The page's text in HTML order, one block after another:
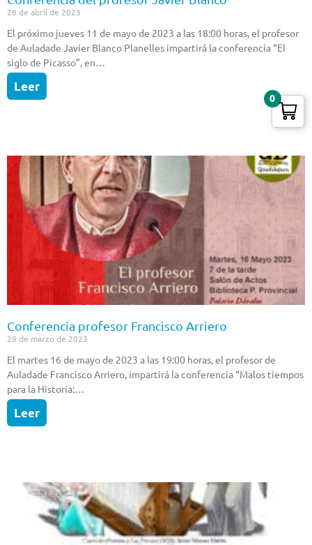
28 de abril de 2023
El próximo jueves 11 de mayo de 2023 a las 18:00 horas, el profesor
de Auladade Javier Blanco Planelles impartirá la conferencia “El
siglo de Picasso”, en…
Leer
Conferencia profesor Francisco Arriero
29 de marzo de 2023
El martes 16 de mayo de 2023 a las 19:00 horas, el profesor de
Auladade Francisco Arriero, impartirá la conferencia “Malos tiempos
para la Historia:…
Leer
0